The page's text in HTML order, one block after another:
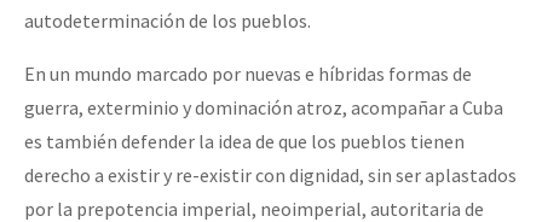
autodeterminación de los pueblos.
En un mundo marcado por nuevas e híbridas formas de
guerra, exterminio y dominación atroz, acompañar a Cuba
es también defender la idea de que los pueblos tienen
derecho a existir y re-existir con dignidad, sin ser aplastados
por la prepotencia imperial, neoimperial, autoritaria de